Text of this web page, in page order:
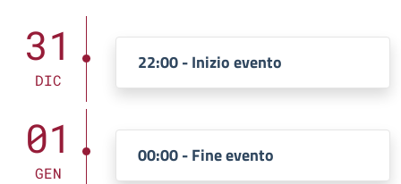
31
DIC
22:00 - Inizio evento
01
GEN
00:00 - Fine evento